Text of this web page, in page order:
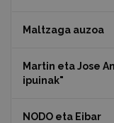
Maltzaga auzoa
Martin eta Jose
ipuinak"
NODO eta Eibar